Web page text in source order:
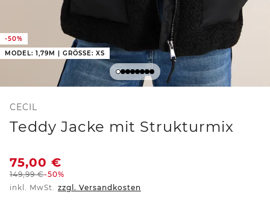
-50%
MODEL: 1,79M | GRÖSSE: XS
CECIL
Teddy Jacke mit Strukturmix
75,00 €
149,99€-50%
inkl. MwSt. zzgl. Versandkosten